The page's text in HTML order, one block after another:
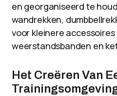
en georganiseerd te
wandrekken,
voor kleinere accessoires
weerstandsbanden en
Het Creëren Van